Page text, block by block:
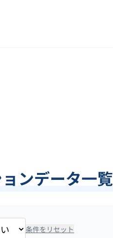
ンデータ一覧
条件をリセット